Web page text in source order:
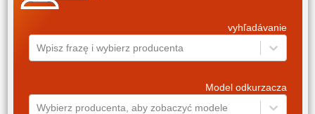
vyhľadávanie
Wpisz frazę i wybierz producenta
Model odkurzacza
Wybierz producenta, aby zobaczyć modele